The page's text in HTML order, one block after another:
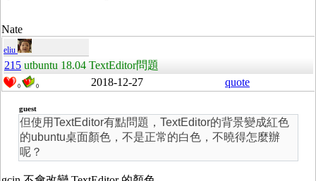
Nate
eliu
215 utbuntu 18.04 TextEditor問題
0 0 2018-12-27 quote
guest
但使用TextEditor有點問題，TextEditor的背景變成紅色
的ubuntu桌面顏色，不是正常的白色，不曉得怎麼辦
呢？